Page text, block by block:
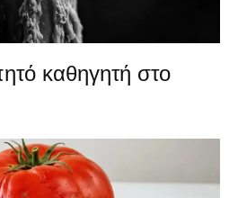
καθηγητή στο